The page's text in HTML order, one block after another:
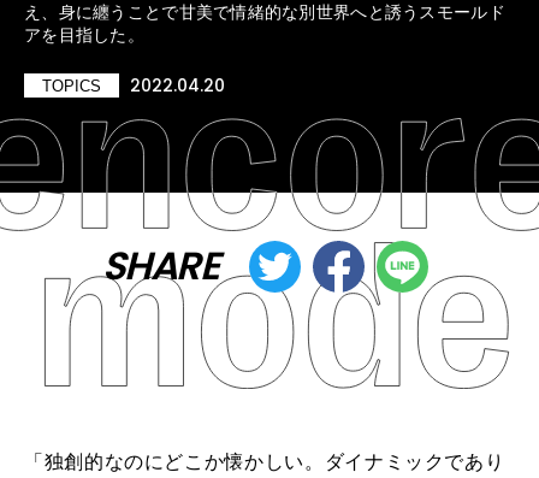
え、身に纏うことで甘美で情緒的な別世界へと誘うスモールド
アを目指した。
TOPICS 2022.04.20
SHARE
「独創的なのにどこか懐かしい。ダイナミックであり